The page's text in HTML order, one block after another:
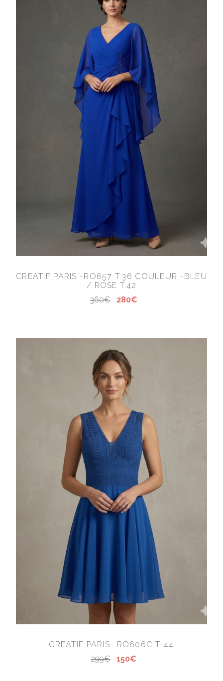
CREATIF PARIS -RO657 T:36 COULEUR -BLEU
/ ROSE T:42
360€
280€
CREATIF PARIS- RO606C T-44
299€
150€